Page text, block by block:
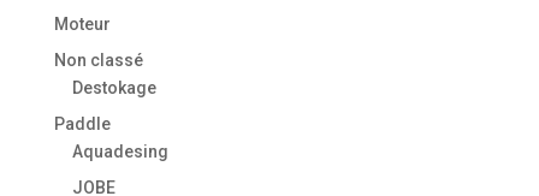
Moteur
Non classé
Destokage
Paddle
Aquadesing
JOBE